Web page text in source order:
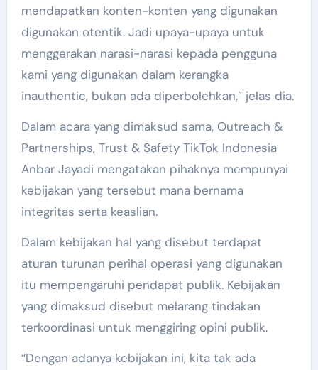
mendapatkan konten-konten yang digunakan
digunakan otentik. Jadi upaya-upaya untuk
menggerakan narasi-narasi kepada pengguna
kami yang digunakan dalam kerangka
inauthentic, bukan ada diperbolehkan,” jelas dia.
Dalam acara yang dimaksud sama, Outreach &
Partnerships, Trust & Safety TikTok Indonesia
Anbar Jayadi mengatakan pihaknya mempunyai
kebijakan yang tersebut mana bernama
integritas serta keaslian.
Dalam kebijakan hal yang disebut terdapat
aturan turunan perihal operasi yang digunakan
itu mempengaruhi pendapat publik. Kebijakan
yang dimaksud disebut melarang tindakan
terkoordinasi untuk menggiring opini publik.
“Dengan adanya kebijakan ini, kita tak ada